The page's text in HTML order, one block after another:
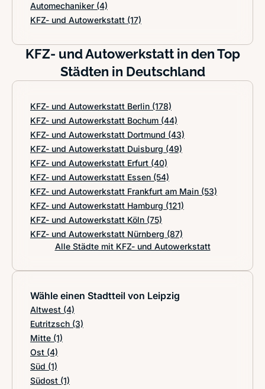
Automechaniker (4)
KFZ- und Autowerkstatt (17)
KFZ- und Autowerkstatt in den Top
Städten in Deutschland
KFZ- und Autowerkstatt Berlin (178)
KFZ- und Autowerkstatt Bochum (44)
KFZ- und Autowerkstatt Dortmund (43)
KFZ- und Autowerkstatt Duisburg (49)
KFZ- und Autowerkstatt Erfurt (40)
KFZ- und Autowerkstatt Essen (54)
KFZ- und Autowerkstatt Frankfurt am Main (53)
KFZ- und Autowerkstatt Hamburg (121)
KFZ- und Autowerkstatt Köln (75)
KFZ- und Autowerkstatt Nürnberg (87)
Alle Städte mit KFZ- und Autowerkstatt
Wähle einen Stadtteil von Leipzig
Altwest (4)
Eutritzsch (3)
Mitte (1)
Ost (4)
Süd (1)
Südost (1)